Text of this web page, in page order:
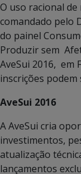
O uso racional
comandado pelo
do painel
Produzir sem
AveSui 2016, em
inscrições
AveSui 2016
A AveSui cria
investimentos,
atualização
lançamentos